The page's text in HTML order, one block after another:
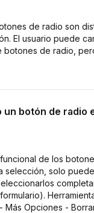
de radio son
El usuario puede
botones de radio,
un botón de radio
de los
selección, solo
Más Opciones -